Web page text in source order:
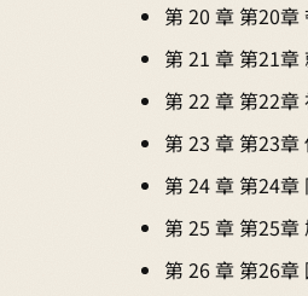
第 20 章 第20章
第 21 章 第21章
第 22 章 第22章
第 23 章 第23章
第 24 章 第24章
第 25 章 第25章
第 26 章 第26章